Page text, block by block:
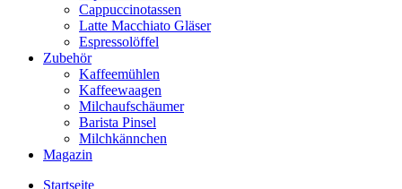
Cappuccinotassen
Latte Macchiato Gläser
Espressolöffel
Zubehör
Kaffeemühlen
Kaffeewaagen
Milchaufschäumer
Barista Pinsel
Milchkännchen
Magazin
Startseite